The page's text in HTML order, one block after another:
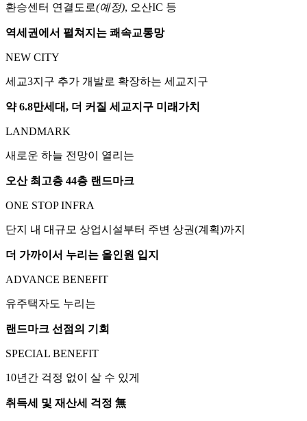
환승센터 연결도로(예정), 오산IC 등
역세권에서 펼쳐지는 쾌속교통망
NEW CITY
세교3지구 추가 개발로 확장하는 세교지구
약 6.8만세대, 더 커질 세교지구 미래가치
LANDMARK
새로운 하늘 전망이 열리는
오산 최고층 44층 랜드마크
ONE STOP INFRA
단지 내 대규모 상업시설부터 주변 상권(계획)까지
더 가까이서 누리는 올인원 입지
ADVANCE BENEFIT
유주택자도 누리는
랜드마크 선점의 기회
SPECIAL BENEFIT
10년간 걱정 없이 살 수 있게
취득세 및 재산세 걱정 無